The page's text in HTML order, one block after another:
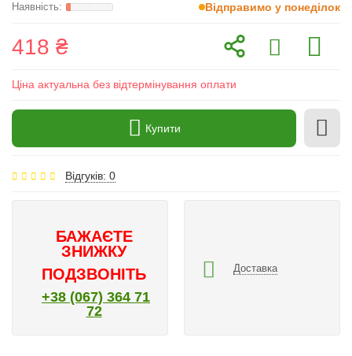
Відправимо у понеділок
418 ₴
Ціна актуальна без відтермінування оплати
Купити
Відгуків: 0
БАЖАЄТЕ
ЗНИЖКУ
ПОДЗВОНІТЬ
+38 (067) 364 71
72
Доставка